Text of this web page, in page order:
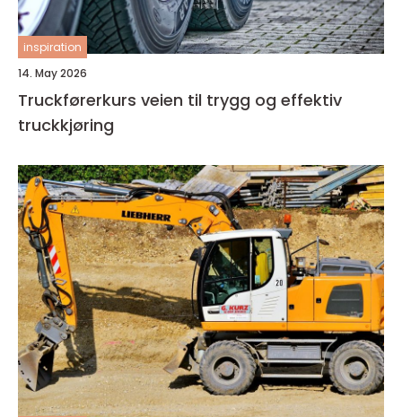
inspiration
14. May 2026
Truckførerkurs veien til trygg og effektiv
truckkjøring